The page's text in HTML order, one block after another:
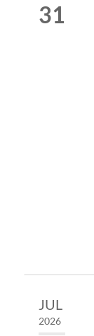
31
JUL
2026